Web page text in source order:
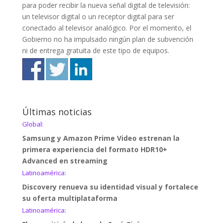
para poder recibir la nueva señal digital de televisión:
un televisor digital o un receptor digital para ser
conectado al televisor analógico. Por el momento, el
Gobierno no ha impulsado ningún plan de subvención
ni de entrega gratuita de este tipo de equipos.
Últimas noticias
Global:
Samsung y Amazon Prime Video estrenan la
primera experiencia del formato HDR10+
Advanced en streaming
Latinoamérica:
Discovery renueva su identidad visual y fortalece
su oferta multiplataforma
Latinoamérica: